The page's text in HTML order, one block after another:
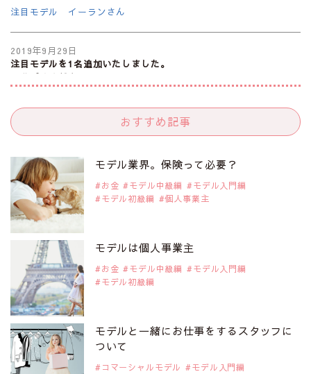
注目モデル イーランさん
2019年9月29日
注目モデルを1名追加いたしました。
是非ご覧ください。
2019年9月29日
是非ご覧ください。
注目モデル カーラ・デルヴィーニュ
2019年9月29日
是非ご覧ください。
注目モデル 松川 来海さん
2019年9月29日
注目モデルを1名追加いたしました。
是非ご覧ください。
注目モデル 中条あやみさん
おすすめ記事
モデル業界。保険って必要？
お金 モデル中級編
モデル入門編
モデル初級編
個人事業主
モデルは個人事業主
お金 モデル中級編
モデル入門編
モデル初級編
モデルと一緒にお仕事をするスタッフに
ついて
コマーシャルモデル
モデル入門編